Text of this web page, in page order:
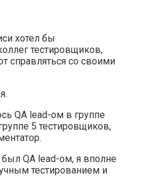
хотел бы
тестировщиков,
справляться со своими
QA lead-ом в группе
5 тестировщиков,
QA lead-ом, я вполне
тестированием и